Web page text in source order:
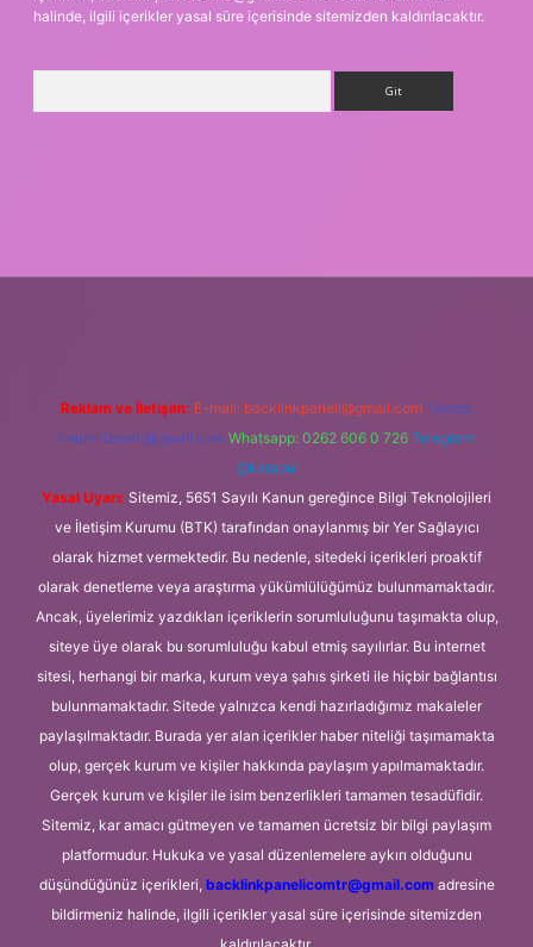
halinde, ilgili içerikler yasal süre içerisinde sitemizden kaldırılacaktır.
Reklam ve İletişim: E-mail: backlinkpaneli@gmail.com Teams:
forumhizmeti@gmail.com Whatsapp: 0262 606 0 726 Telegram:
@karabul
Yasal Uyarı: Sitemiz, 5651 Sayılı Kanun gereğince Bilgi Teknolojileri
ve İletişim Kurumu (BTK) tarafından onaylanmış bir Yer Sağlayıcı
olarak hizmet vermektedir. Bu nedenle, sitedeki içerikleri proaktif
olarak denetleme veya araştırma yükümlülüğümüz bulunmamaktadır.
Ancak, üyelerimiz yazdıkları içeriklerin sorumluluğunu taşımakta olup,
siteye üye olarak bu sorumluluğu kabul etmiş sayılırlar. Bu internet
sitesi, herhangi bir marka, kurum veya şahıs şirketi ile hiçbir bağlantısı
bulunmamaktadır. Sitede yalnızca kendi hazırladığımız makaleler
paylaşılmaktadır. Burada yer alan içerikler haber niteliği taşımamakta
olup, gerçek kurum ve kişiler hakkında paylaşım yapılmamaktadır.
Gerçek kurum ve kişiler ile isim benzerlikleri tamamen tesadüfidir.
Sitemiz, kar amacı gütmeyen ve tamamen ücretsiz bir bilgi paylaşım
platformudur. Hukuka ve yasal düzenlemelere aykırı olduğunu
düşündüğünüz içerikleri, backlinkpanelicomtr@gmail.comadresine
bildirmeniz halinde, ilgili içerikler yasal süre içerisinde sitemizden